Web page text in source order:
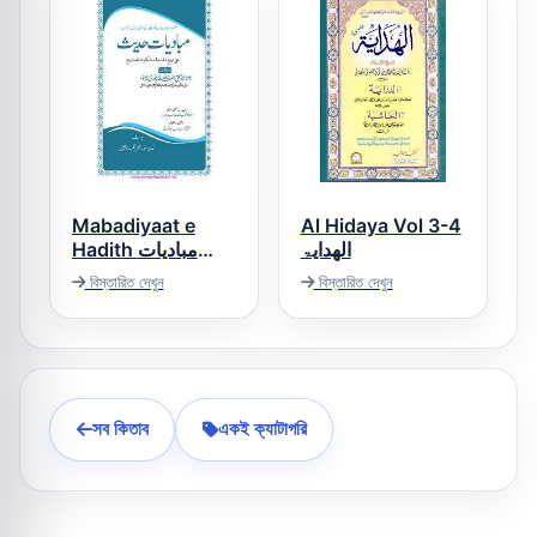
Mabadiyaat e
Hadith مبادیات
حدیث
বিস্তারিত দেখুন
Al Hidaya Vol 3-4
الھدایۃ
বিস্তারিত দেখুন
সব কিতাব একই ক্যাটাগরি